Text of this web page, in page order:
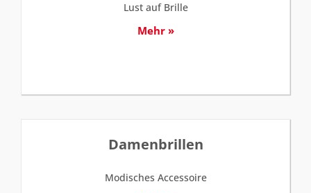
Lust auf Brille
Mehr »
Damenbrillen
Modisches Accessoire